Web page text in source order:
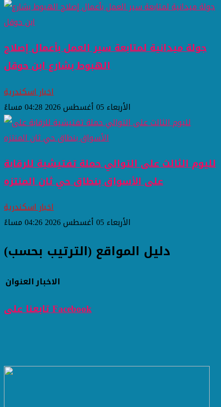
جولة ميدانية لمتابعة سير العمل بأعمال إصلاح
الهبوط بشارع ابن حوقل
اخبار اسكندرية
الأربعاء 05 أغسطس 2026 04:28 مساءً
لليوم الثالث على التوالي حملة تفتيشية للرقابة
على الأسواق بنطاق حي ثان المنتزه
اخبار اسكندرية
الأربعاء 05 أغسطس 2026 04:26 مساءً
دليل المواقع (الترتيب بحسب)
العنوانالاخبار
تابعنا على Facebook